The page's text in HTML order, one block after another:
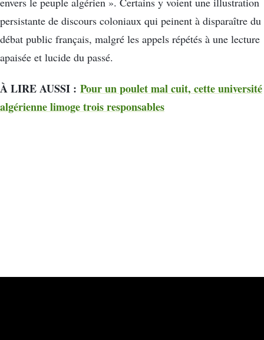
persistante de discours coloniaux qui peinent à disparaître du
débat public français, malgré les appels répétés à une lecture
apaisée et lucide du passé.
À LIRE AUSSI : Pour un poulet mal cuit, cette université
algérienne limoge trois responsables